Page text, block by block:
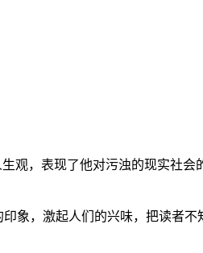
观，表现了他对污浊的现实社
象，激起人们的兴味，把读者